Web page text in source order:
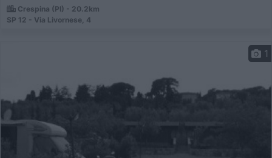
Crespina (PI) - 20.2km
SP 12 - Via Livornese, 4
1